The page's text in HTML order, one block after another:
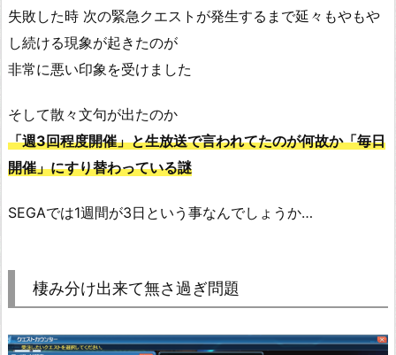
失敗した時 次の緊急クエストが発生するまで延々もやもや
し続ける現象が起きたのが
非常に悪い印象を受けました
そして散々文句が出たのか
「週3回程度開催」と生放送で言われてたのが何故か「毎日
開催」にすり替わっている謎
SEGAでは1週間が3日という事なんでしょうか…
棲み分け出来て無さ過ぎ問題